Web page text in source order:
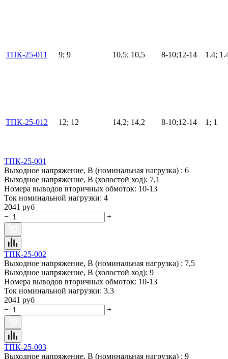
ТПК-25-011 9; 9 10,5; 10,5 8-10;12-14 1.4;
ТПК-25-012 12; 12 14,2; 14,2 8-10;12-14 1; 1
ТПК-25-001
Выходное напряжение, В (номинальная нагрузка) : 6
Выходное напряжение, В (холостой ход): 7,1
Номера выводов вторичных обмоток: 10-13
Ток номинальной нагрузки: 4
2041 руб
−
+
ТПК-25-002
Выходное напряжение, В (номинальная нагрузка) : 7,5
Выходное напряжение, В (холостой ход): 9
Номера выводов вторичных обмоток: 10-13
Ток номинальной нагрузки: 3.3
2041 руб
−
+
ТПК-25-003
Выходное напряжение, В (номинальная нагрузка) : 9